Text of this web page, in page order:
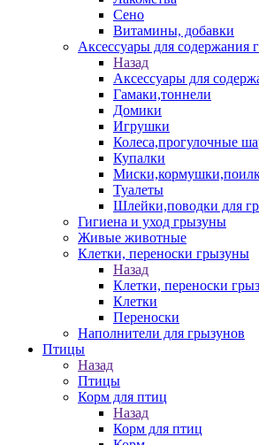
Сено
Витамины, добавки
Аксессуары для содержания
Назад
Аксессуары для
Гамаки,тоннели
Домики
Игрушки
Колеса,прогулочные
Купалки
Туалеты
Шлейки,поводки для
Гигиена и уход грызуны
Живые животные
Клетки, переноски грызуны
Назад
Клетки, переноски
Клетки
Переноски
Наполнители для грызунов
Птицы
Назад
Птицы
Корм для птиц
Назад
Корм для птиц